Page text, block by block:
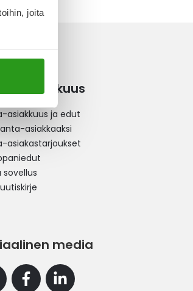
joita
asiakkuus
asiakkuus ja edut
asiakkaaksi
asiakastarjoukset
sovellus
media
FacebookLinkedin